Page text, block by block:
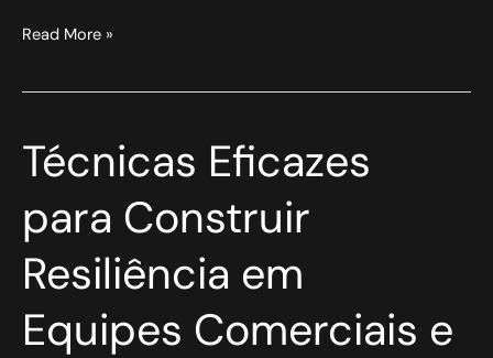
Read More »
Técnicas Eficazes
para Construir
Resiliência em
Equipes Comerciais e
Técnicas
Eficazes
Construir
Resiliência
em
Equipes
e
Melhorar